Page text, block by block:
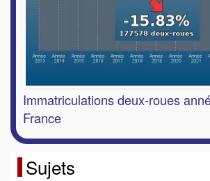
Immatriculations deux-roues
France
Sujets